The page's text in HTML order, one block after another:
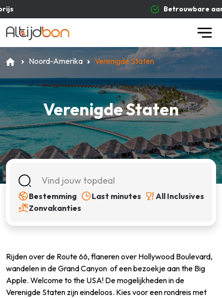
Betrouwbare aanbieders
Noord-Amerika Verenigde Staten
Verenigde Staten
Bestemming Last minutes
All Inclusives
Zonvakanties
Rijden over de Route 66, flaneren over Hollywood Boulevard,
wandelen in de Grand Canyon of een bezoekje aan the Big
Apple. Welcome to the USA! De mogelijkheden in de
Verenigde Staten zijn eindeloos. Kies voor een rondreis met